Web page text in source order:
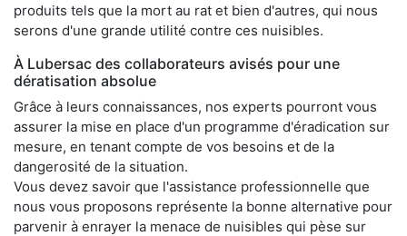
produits tels que la mort au rat et bien d'autres, qui nous
serons d'une grande utilité contre ces nuisibles.
À Lubersac des collaborateurs avisés pour une
dératisation absolue
Grâce à leurs connaissances, nos experts pourront vous
assurer la mise en place d'un programme d'éradication sur
mesure, en tenant compte de vos besoins et de la
dangerosité de la situation.
Vous devez savoir que l'assistance professionnelle que
nous vous proposons représente la bonne alternative pour
parvenir à enrayer la menace de nuisibles qui pèse sur